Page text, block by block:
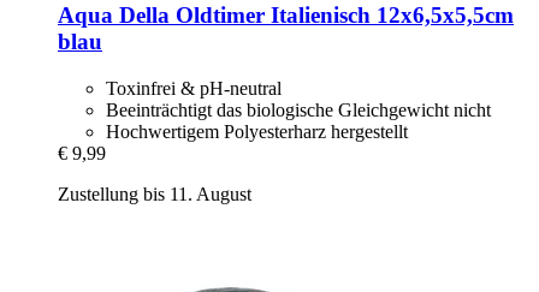
Aqua Della Oldtimer Italienisch 12x6,5x5,5cm
blau
Toxinfrei & pH-neutral
Beeinträchtigt das biologische Gleichgewicht nicht
Hochwertigem Polyesterharz hergestellt
€ 9,99
Zustellung bis 11. August